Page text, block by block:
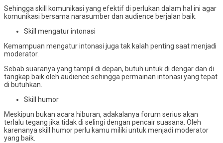
Sehingga skill komunikasi yang efektif di perlukan dalam hal ini agar
komunikasi bersama narasumber dan audience berjalan baik.
Skill mengatur intonasi
Kemampuan mengatur intonasi juga tak kalah penting saat menjadi
moderator.
Sebab suaranya yang tampil di depan, butuh untuk di dengar dan di
tangkap baik oleh audience sehingga permainan intonasi yang tepat
di butuhkan.
Skill humor
Meskipun bukan acara hiburan, adakalanya forum serius akan
terlalu tegang jika tidak di selingi dengan pencair suasana. Oleh
karenanya skill humor perlu kamu miliki untuk menjadi moderator
yang baik.